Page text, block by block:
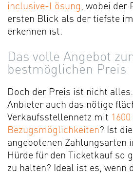
inclusive-Lösung, wobei der
ersten Blick als der tiefste
erkennen ist.
Das volle Angebot
bestmöglichen Preis
Doch der Preis ist nicht
Anbieter auch das nötige
Verkaufsstellennetz mit
Bezugsmöglichkeiten? Ist
angebotenen Zahlungsarten
Hürde für den Ticketkauf so
zu halten? Ideal ist es, wenn